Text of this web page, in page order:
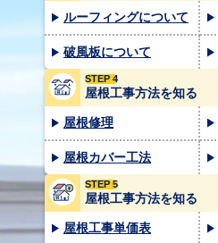
ルーフィングについて
破風板について
STEP 4
屋根工事方法を知る
屋根修理
屋根カバー工法
STEP 5
屋根工事方法を知る
屋根工事単価表